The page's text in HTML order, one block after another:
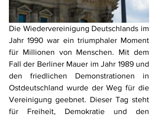
Die Wiedervereinigung Deutschlands im
Jahr 1990 war ein triumphaler Moment
für Millionen von Menschen. Mit dem
Fall der Berliner Mauer im Jahr 1989 und
den friedlichen Demonstrationen in
Ostdeutschland wurde der Weg für die
Vereinigung geebnet. Dieser Tag steht
für Freiheit, Demokratie und den